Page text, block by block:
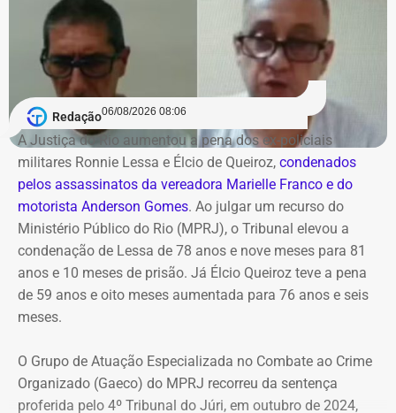
instituições de ensino e pesquisa, como a Uerj, a Uen; , a
Faetec, Fundação Cecierj e Faperj; órgãos de fomento e
agências reguladoras: como a AgeRio, a Codin, a Jucerja,
a Agenersa e o DRM-RJ; e ainda, fundos estratégicos
como o Fundo Soberano.
Segundo o texto assinado pelo governador em exercício,
o decreto entra em vigor imediatamente e segue os
princípios da continuidade do serviço público, eficiência,
governança e desenvolvimento sustentável.
COM FÁBIO MARTINS
Redação06/08/2026 08:06
A Justiça do Rio aumentou a pena dos ex-policiais
militares Ronnie Lessa e Élcio de Queiroz, condenados
pelos assassinatos da vereadora Marielle Franco e do
motorista Anderson Gomes. Ao julgar um recurso do
Ministério Público do Rio (MPRJ), o Tribunal elevou a
condenação de Lessa de 78 anos e nove meses para 81
anos e 10 meses de prisão. Já Élcio Queiroz teve a pena
de 59 anos e oito meses aumentada para 76 anos e seis
meses.
O Grupo de Atuação Especializada no Combate ao Crime
Organizado (Gaeco) do MPRJ recorreu da sentença
proferida pelo 4º Tribunal do Júri, em outubro de 2024,